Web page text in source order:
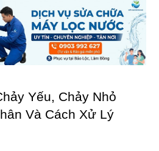
Yếu, Chảy Nhỏ
Và Cách Xử Lý